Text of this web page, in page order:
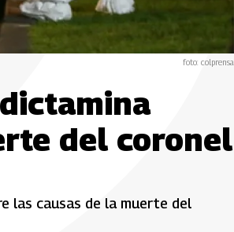
foto: colprensa
del coronel
las causas de la muerte del